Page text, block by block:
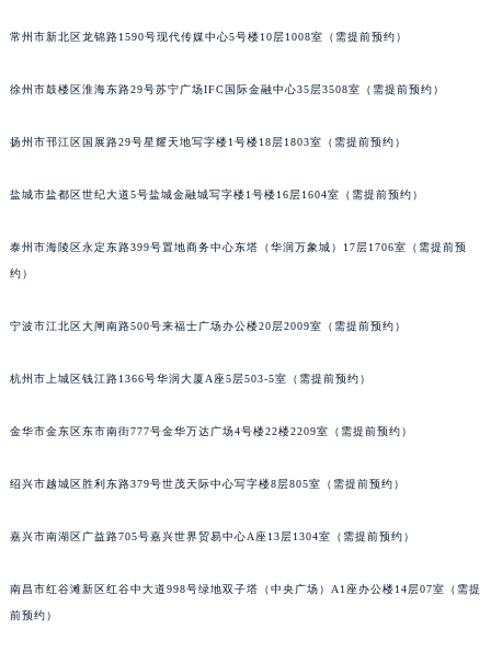
常州市新北区龙锦路1590号现代传媒中心5号楼10层1008室（需提前预约）
徐州市鼓楼区淮海东路29号苏宁广场IFC国际金融中心35层3508室（需提前预约）
扬州市邗江区国展路29号星耀天地写字楼1号楼18层1803室（需提前预约）
盐城市盐都区世纪大道5号盐城金融城写字楼1号楼16层1604室（需提前预约）
泰州市海陵区永定东路399号置地商务中心东塔（华润万象城）17层1706室（需提前预
约）
宁波市江北区大闸南路500号来福士广场办公楼20层2009室（需提前预约）
杭州市上城区钱江路1366号华润大厦A座5层503-5室（需提前预约）
金华市金东区东市南街777号金华万达广场4号楼22楼2209室（需提前预约）
绍兴市越城区胜利东路379号世茂天际中心写字楼8层805室（需提前预约）
嘉兴市南湖区广益路705号嘉兴世界贸易中心A座13层1304室（需提前预约）
南昌市红谷滩新区红谷中大道998号绿地双子塔（中央广场）A1座办公楼14层07室（需提
前预约）